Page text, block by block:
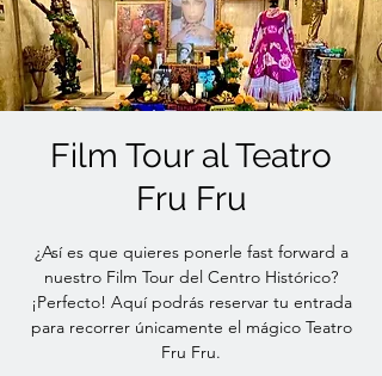
Film Tour al Teatro
Fru Fru
¿Así es que quieres ponerle fast forward a
nuestro Film Tour del Centro Histórico?
¡Perfecto! Aquí podrás reservar tu entrada
para recorrer únicamente el mágico Teatro
Fru Fru.